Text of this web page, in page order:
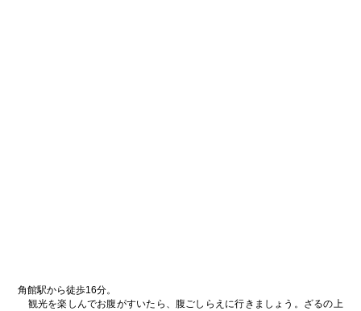
角館駅から徒歩16分。
観光を楽しんでお腹がすいたら、腹ごしらえに行きましょう。ざるの上